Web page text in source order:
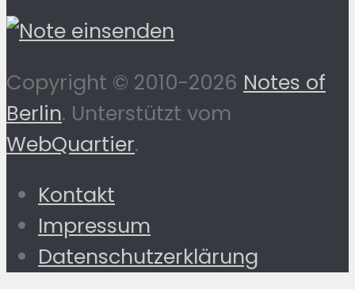
Copyright © 2010-2026 Notes of
Berlin. Unterstützt vom
WebQuartier.
Kontakt
Impressum
Datenschutzerklärung